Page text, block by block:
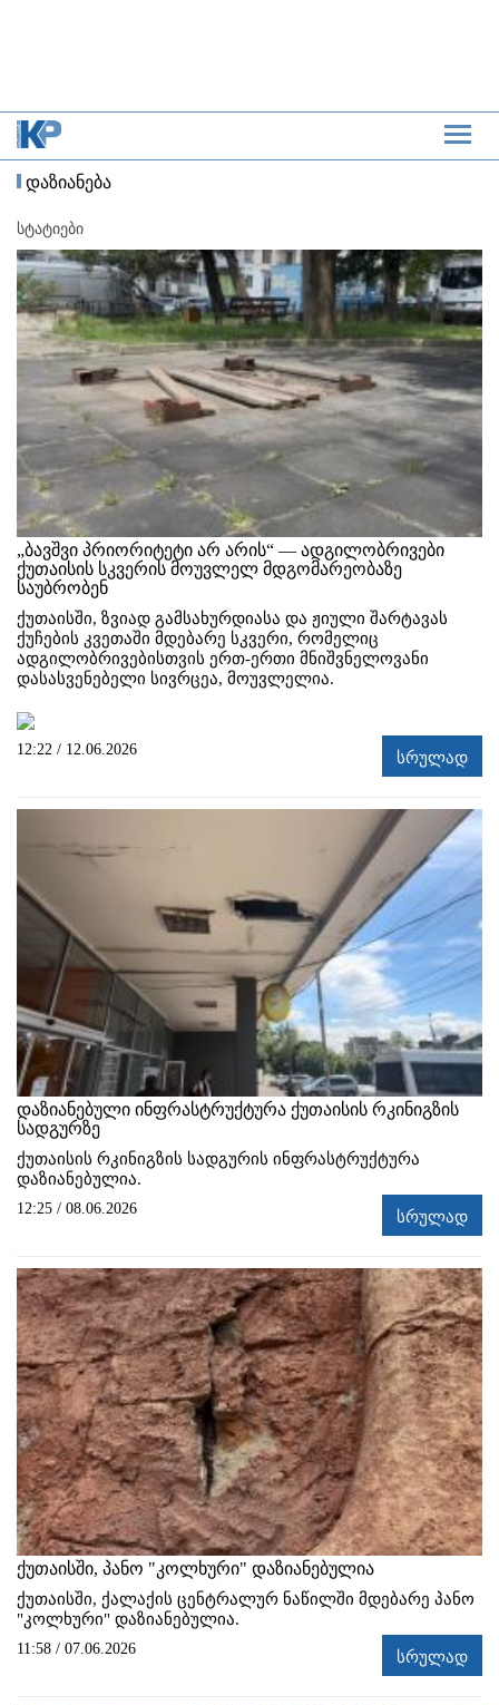
დაზიანება
სტატიები
„ბავშვი პრიორიტეტი არ არის“ — ადგილობრივები
ქუთაისის სკვერის მოუვლელ მდგომარეობაზე
საუბრობენ
ქუთაისში, ზვიად გამსახურდიასა და ჟიული შარტავას
ქუჩების კვეთაში მდებარე სკვერი, რომელიც
ადგილობრივებისთვის ერთ-ერთი მნიშვნელოვანი
დასასვენებელი სივრცეა, მოუვლელია.
12:22 / 12.06.2026 სრულად
დაზიანებული ინფრასტრუქტურა ქუთაისის რკინიგზის
სადგურზე
ქუთაისის რკინიგზის სადგურის ინფრასტრუქტურა
დაზიანებულია.
12:25 / 08.06.2026 სრულად
ქუთაისში, პანო "კოლხური" დაზიანებულია
ქუთაისში, ქალაქის ცენტრალურ ნაწილში მდებარე პანო
"კოლხური" დაზიანებულია.
11:58 / 07.06.2026 სრულად